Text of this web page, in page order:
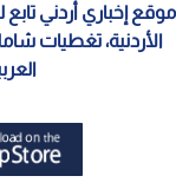
موقع إخباري أردني تابع
الأردنية، تغطيات